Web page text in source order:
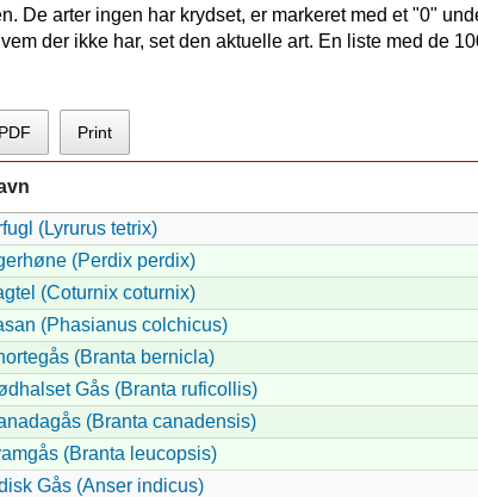
De arter ingen har krydset, er markeret med et "0"
der ikke har, set den aktuelle art. En liste med de
PDF Print
(Lyrurus tetrix)
(Perdix perdix)
(Coturnix coturnix)
(Phasianus colchicus)
(Branta bernicla)
Gås (Branta ruficollis)
(Branta canadensis)
(Branta leucopsis)
Gås (Anser indicus)